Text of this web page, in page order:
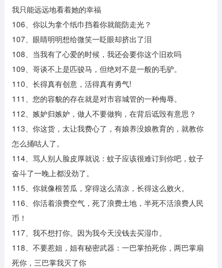
我只能远远地看着她的幸福
106、你以为拿个纸巾挡着你就能防走光？
107、眼睛明明想给微笑一眨眼却挤出了泪
108、当我有了心爱的时候，我还会要你这个旧欢吗
109、哥谈不上是匹骏马，但绝对不是一般的毛驴。
110、长得真有创意，活得真有勇气!
111、您的容貌的存在就是对市容城管的一种侮辱。
112、嫉妒归嫉妒，做人不要做狗，在背后诋毁有意思？
113、你这货，太让我费心了，有娘养没娘教育的，就教你
怎么捅咕人了。
114、骂人别人脸皮厚就说：蚊子应该很难订到你吧，蚊子
奋斗了一晚上都没劲了。
115、你就像根苦瓜，穿得这么清凉，长得这么败火。
116、你活着浪费空气，死了浪费土地，半死不活浪费人民
币！
117、我不想打你。因为我今天没钱去买湿巾。
118、不要惹姐，姐有秘密武器：一巴掌拍死你，两巴掌扇
死你，三巴掌我灭了你